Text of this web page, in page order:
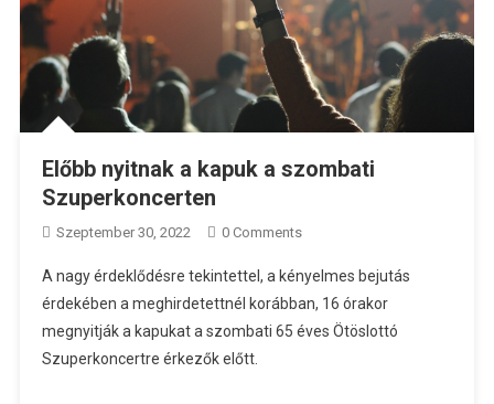
Előbb nyitnak a kapuk a szombati
Szuperkoncerten
Szeptember 30, 2022 0 Comments
A nagy érdeklődésre tekintettel, a kényelmes bejutás
érdekében a meghirdetettnél korábban, 16 órakor
megnyitják a kapukat a szombati 65 éves Ötöslottó
Szuperkoncertre érkezők előtt.